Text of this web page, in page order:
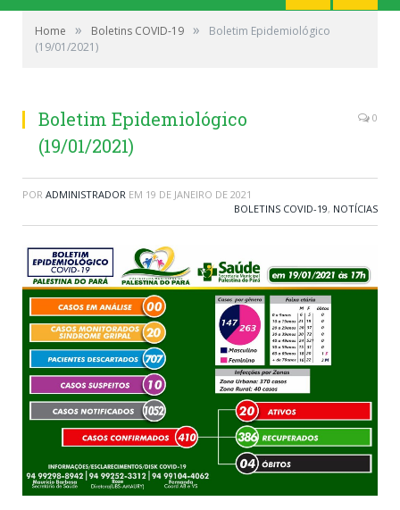
Home » Boletins COVID-19 »
Boletim Epidemiológico
(19/01/2021)
Boletim Epidemiológico
(19/01/2021)
0
POR ADMINISTRADOR EM 19 DE JANEIRO DE 2021
BOLETINS COVID-19, NOTÍCIAS